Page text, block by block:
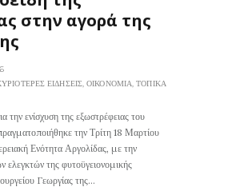
στην αγορά της
ΕΙΔΗΣΕΙΣ,ΟΙΚΟΝΟΜΙΑ ,ΤΟΠΙΚΑ
την ενίσχυση της εξωστρέφειας του
την Τρίτη 18 Μαρτίου
Ενότητα Αργολίδας, με την
ελεγκτών της φυτοϋγειονομικής
Γεωργίας της...